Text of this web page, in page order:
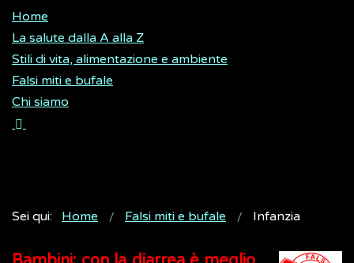
Home
La salute dalla A alla Z
Stili di vita, alimentazione e ambiente
Falsi miti e bufale
Chi siamo
Sei qui: Home Falsi miti e bufale Infanzia